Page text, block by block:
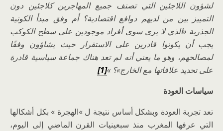
لشؤون اللاجئين التي تصنف جميع المهاجرين كلاجئين دون
التمييز بين من لديهم دوافع اقتصادية؟ أم وفق مبدأ الكونية
الجذرية «الذي لا يرى سوى أفراد موجودين على سطح الكوكب
يجب أن يكونوا قادرين على الاستقرار حيث يشاؤون وفقًا
لمصالحهم، وهو ما يعني أنه لم تعد هناك جماعة سياسية قادرة
على تحديد علاقاتها مع الخارج»؟ »[1]
سياسات العودة
تعد تجربة العودة وبشكل أساس نتيجة ل »الهجرة » بكل أشكالها
التي عرفها المغرب منذ سبعينيات القرن الماضي إلى اليوم،